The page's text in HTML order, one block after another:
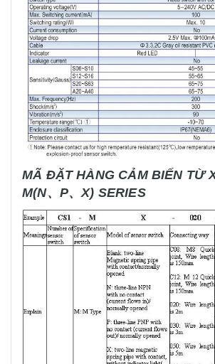
MÃ ĐẶT HÀNG CẢM BIẾN TỪ
M(N、P、X) SERIES